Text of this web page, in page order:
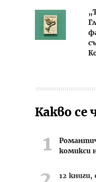
Какво се
комикси
12 книги,